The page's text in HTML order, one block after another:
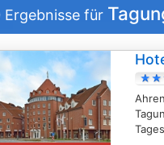
Ergebnisse für